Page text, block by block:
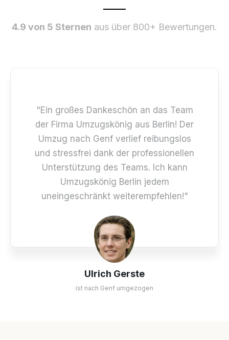
4.9 von 5 Sternen aus über 800+ Bewertungen.
Ulrich Gerste
ist nach Genf umgezogen
"Ein großes Dankeschön an das Team
der Firma Umzugskönig aus Berlin! Der
Umzug nach Genf verlief reibungslos
und stressfrei dank der professionellen
Unterstützung des Teams. Ich kann
Umzugskönig Berlin jedem
uneingeschränkt weiterempfehlen!"